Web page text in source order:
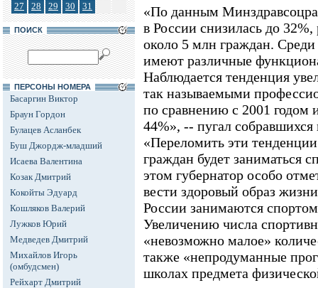
27
28 29 30 31
ПОИСК
ПЕРСОНЫ НОМЕРА
Басаргин Виктор
Браун Гордон
Булацев Асланбек
Буш Джордж-младший
Исаева Валентина
Козак Дмитрий
Кокойты Эдуард
Кошляков Валерий
Лужков Юрий
Медведев Дмитрий
Михайлов Игорь
(омбудсмен)
Рейхарт Дмитрий
«По данным
в России снизилась до
около 5 млн граждан.
имеют различные
Наблюдается тенденция
так называемыми
по сравнению с 2001 годом
44%», -- пугал
«Переломить эти
граждан будет заниматься
этом губернатор особо
вести здоровый образ
России занимаются
Увеличению числа
«невозможно малое»
также «непродуманные
школах предмета